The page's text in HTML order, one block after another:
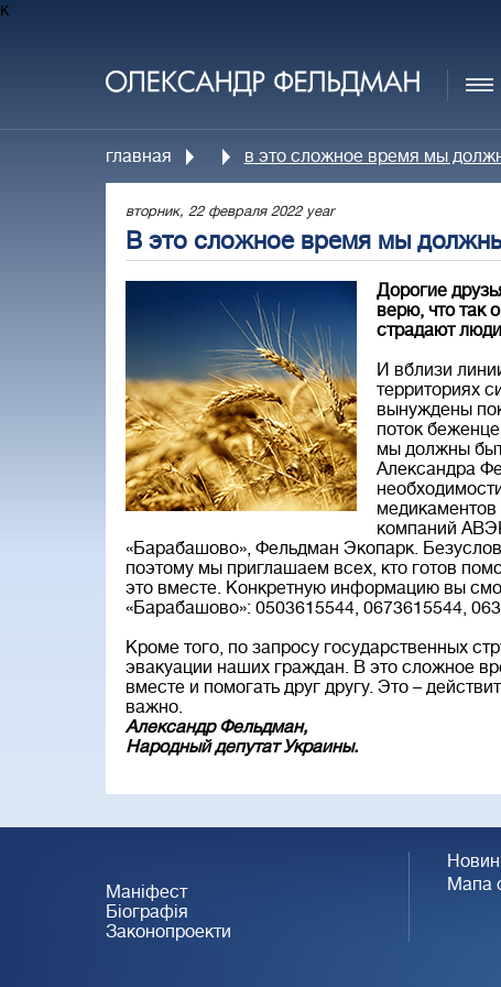
к
главная в это сложное время мы
вторник, 22 февраля 2022 year
В это сложное время мы
Дорогие
верю, что так
страдают
И вблизи
территориях
вынуждены
поток
мы должны
Александра
медикаментов
компаний
«Барабашово», Фельдман Экопарк.
поэтому мы приглашаем всех, кто готов
это вместе. Конкретную информацию вы
«Барабашово»: 0503615544, 0673615544,
Кроме того, по запросу государственных
эвакуации наших граждан. В это сложное
вместе и помогать друг другу. Это –
важно.
Александр Фельдман,
Народный депутат Украины.
Маніфест
Біографія
Законопроекти
Мапа